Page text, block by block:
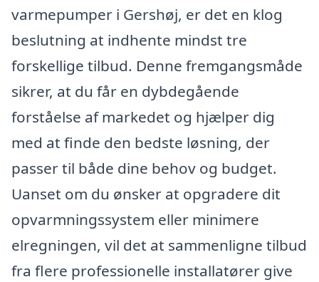
varmepumper i Gershøj, er det en klog
beslutning at indhente mindst tre
forskellige tilbud. Denne fremgangsmåde
sikrer, at du får en dybdegående
forståelse af markedet og hjælper dig
med at finde den bedste løsning, der
passer til både dine behov og budget.
Uanset om du ønsker at opgradere dit
opvarmningssystem eller minimere
elregningen, vil det at sammenligne tilbud
fra flere professionelle installatører give